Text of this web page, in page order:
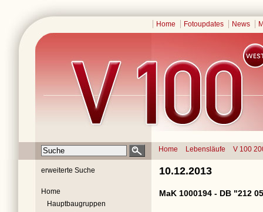
Home Fotoupdates News
Home Lebensläufe V 100
erweiterte Suche
Home
Hauptbaugruppen
10.12.2013
MaK 1000194 - DB "212